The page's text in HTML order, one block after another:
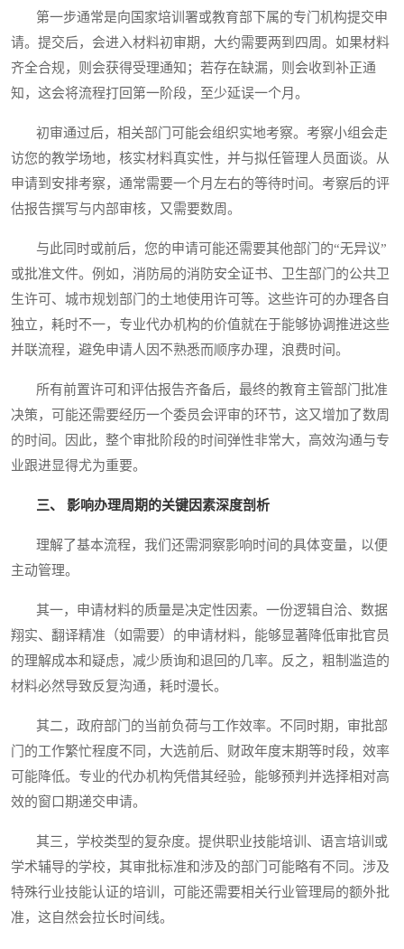
第一步通常是向国家培训署或教育部下属的专门机构提交申
请。提交后，会进入材料初审期，大约需要两到四周。如果材料
齐全合规，则会获得受理通知；若存在缺漏，则会收到补正通
知，这会将流程打回第一阶段，至少延误一个月。
初审通过后，相关部门可能会组织实地考察。考察小组会走
访您的教学场地，核实材料真实性，并与拟任管理人员面谈。从
申请到安排考察，通常需要一个月左右的等待时间。考察后的评
估报告撰写与内部审核，又需要数周。
与此同时或前后，您的申请可能还需要其他部门的“无异议”
或批准文件。例如，消防局的消防安全证书、卫生部门的公共卫
生许可、城市规划部门的土地使用许可等。这些许可的办理各自
独立，耗时不一，专业代办机构的价值就在于能够协调推进这些
并联流程，避免申请人因不熟悉而顺序办理，浪费时间。
所有前置许可和评估报告齐备后，最终的教育主管部门批准
决策，可能还需要经历一个委员会评审的环节，这又增加了数周
的时间。因此，整个审批阶段的时间弹性非常大，高效沟通与专
业跟进显得尤为重要。
三、 影响办理周期的关键因素深度剖析
理解了基本流程，我们还需洞察影响时间的具体变量，以便
主动管理。
其一，申请材料的质量是决定性因素。一份逻辑自洽、数据
翔实、翻译精准（如需要）的申请材料，能够显著降低审批官员
的理解成本和疑虑，减少质询和退回的几率。反之，粗制滥造的
材料必然导致反复沟通，耗时漫长。
其二，政府部门的当前负荷与工作效率。不同时期，审批部
门的工作繁忙程度不同，大选前后、财政年度末期等时段，效率
可能降低。专业的代办机构凭借其经验，能够预判并选择相对高
效的窗口期递交申请。
其三，学校类型的复杂度。提供职业技能培训、语言培训或
学术辅导的学校，其审批标准和涉及的部门可能略有不同。涉及
特殊行业技能认证的培训，可能还需要相关行业管理局的额外批
准，这自然会拉长时间线。